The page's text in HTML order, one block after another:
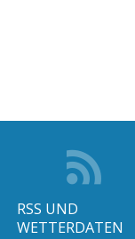
RSS UND
WETTERDATEN